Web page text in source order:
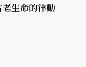
心強烈的衝動，
或誇張化，作品
發現古老生命的律動